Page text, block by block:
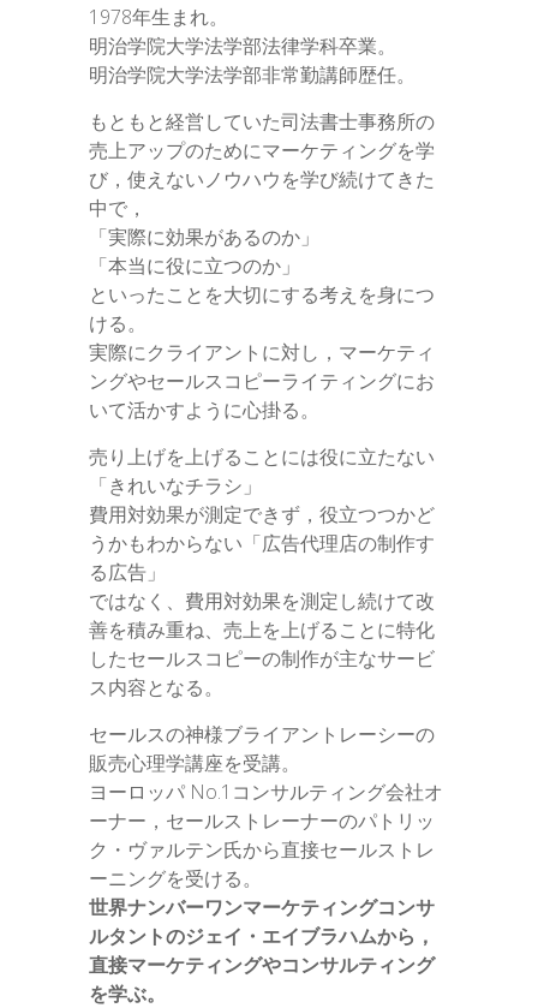
1978年生まれ。
明治学院大学法学部法律学科卒業。
明治学院大学法学部非常勤講師歴任。
もともと経営していた司法書士事務所の
売上アップのためにマーケティングを学
び，使えないノウハウを学び続けてきた
中で，
「実際に効果があるのか」
「本当に役に立つのか」
といったことを大切にする考えを身につ
ける。
実際にクライアントに対し，マーケティ
ングやセールスコピーライティングにお
いて活かすように心掛る。
売り上げを上げることには役に立たない
「きれいなチラシ」
費用対効果が測定できず，役立つつかど
うかもわからない「広告代理店の制作す
る広告」
ではなく、費用対効果を測定し続けて改
善を積み重ね、売上を上げることに特化
したセールスコピーの制作が主なサービ
ス内容となる。
セールスの神様ブライアントレーシーの
販売心理学講座を受講。
ヨーロッパ No.1コンサルティング会社オ
ーナー，セールストレーナーのパトリッ
ク・ヴァルテン氏から直接セールストレ
ーニングを受ける。
世界ナンバーワンマーケティングコンサ
ルタントのジェイ・エイブラハムから，
直接マーケティングやコンサルティング
を学ぶ。